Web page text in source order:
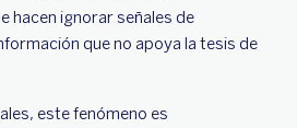
hacen ignorar señales de
que no apoya la tesis de
este fenómeno es